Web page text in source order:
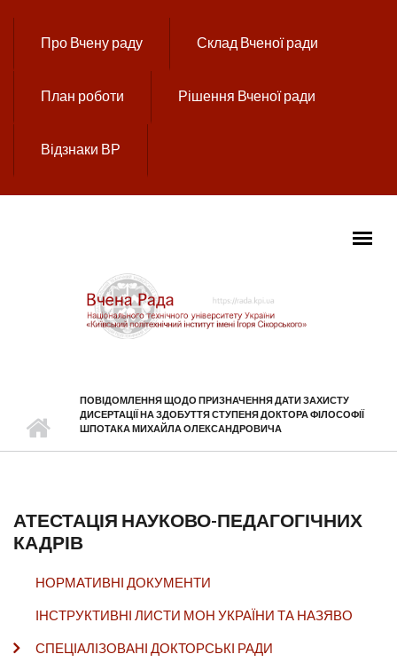
Про Вчену раду Склад Вченої ради
План роботи Рішення Вченої ради
Відзнаки ВР
ПОВІДОМЛЕННЯ ЩОДО ПРИЗНАЧЕННЯ ДАТИ ЗАХИСТУ
ДИСЕРТАЦІЇ НА ЗДОБУТТЯ СТУПЕНЯ ДОКТОРА ФІЛОСОФІЇ
ШПОТАКА МИХАЙЛА ОЛЕКСАНДРОВИЧА
АТЕСТАЦІЯ НАУКОВО-ПЕДАГОГІЧНИХ
КАДРІВ
НОРМАТИВНІ ДОКУМЕНТИ
ІНСТРУКТИВНІ ЛИСТИ МОН УКРАЇНИ ТА НАЗЯВО
СПЕЦІАЛІЗОВАНІ ДОКТОРСЬКІ РАДИ